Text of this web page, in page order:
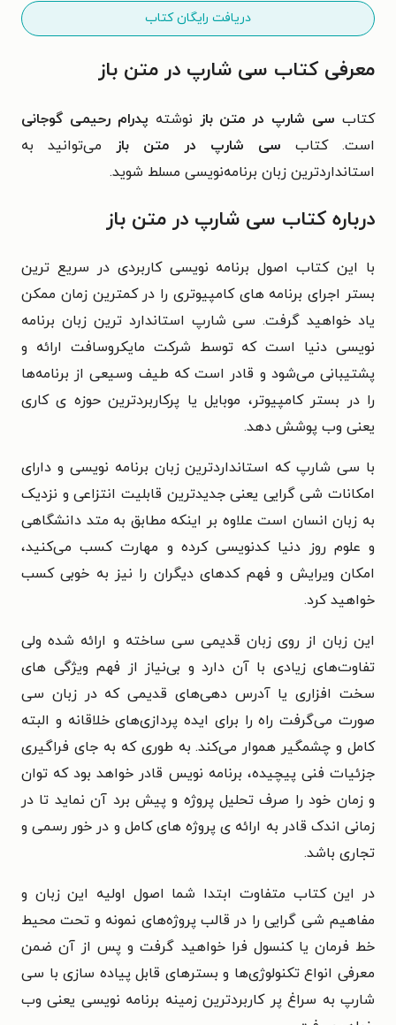
دریافت رایگان کتاب
معرفی کتاب سی شارپ در متن باز
کتابسی شارپ در متن باز نوشته پدرام رحیمی گوجانی
است. کتاب سی شارپ در متن باز می‌توانید به
استانداردترین زبان برنامه‌نویسی مسلط شوید.
درباره کتاب سی شارپ در متن باز
با این کتاب اصول برنامه نویسی کاربردی در سریع ترین
بستر اجرای برنامه های کامپیوتری را در کمترین زمان ممکن
یاد خواهید گرفت. سی شارپ استاندارد ترین زبان برنامه
نویسی دنیا است که توسط شرکت مایکروسافت ارائه و
پشتیبانی می‌شود و قادر است که طیف وسیعی از برنامه‌ها
را در بستر کامپیوتر، موبایل یا پرکاربردترین حوزه ی کاری
یعنی وب پوشش دهد.
با سی شارپ که استانداردترین زبان برنامه نویسی و دارای
امکانات شی گرایی یعنی جدیدترین قابلیت انتزاعی و نزدیک
به زبان انسان است علاوه بر اینکه مطابق به متد دانشگاهی
و علوم روز دنیا کدنویسی کرده و مهارت کسب می‌کنید،
امکان ویرایش و فهم کدهای دیگران را نیز به خوبی کسب
خواهید کرد.
این زبان از روی زبان قدیمی سی ساخته و ارائه شده ولی
تفاوت‌های زیادی با آن دارد و بی‌نیاز از فهم ویژگی های
سخت افزاری یا آدرس دهی‌های قدیمی که در زبان سی
صورت می‌گرفت راه را برای ایده پردازی‌های خلاقانه و البته
کامل و چشمگیر هموار می‌کند. به طوری که به جای فراگیری
جزئیات فنی پیچیده، برنامه نویس قادر خواهد بود که توان
و زمان خود را صرف تحلیل پروژه و پیش برد آن نماید تا در
زمانی اندک قادر به ارائه ی پروژه های کامل و در خور رسمی و
تجاری باشد.
در این کتاب متفاوت ابتدا شما اصول اولیه این زبان و
مفاهیم شی گرایی را در قالب پروژه‌های نمونه و تحت محیط
خط فرمان یا کنسول فرا خواهید گرفت و پس از آن ضمن
معرفی انواع تکنولوژی‌ها و بسترهای قابل پیاده سازی با سی
شارپ به سراغ پر کاربردترین زمینه برنامه نویسی یعنی وب